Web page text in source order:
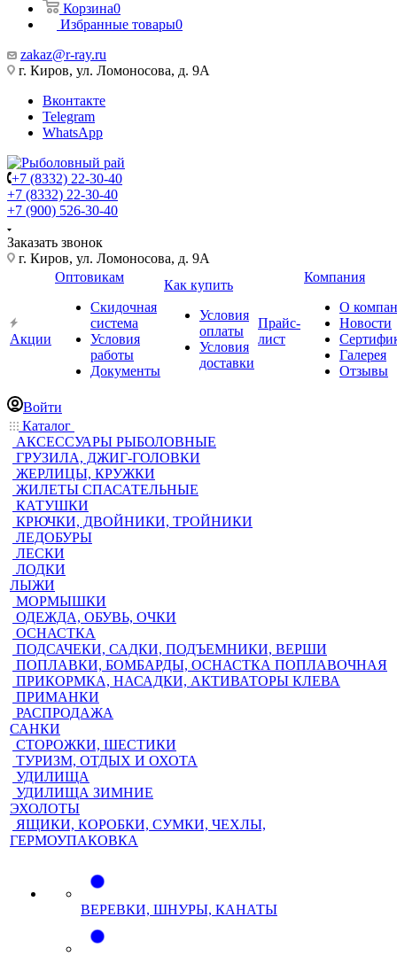
Корзина0
Избранные товары0
zakaz@r-ray.ru
г. Киров, ул. Ломоносова, д. 9А
Вконтакте
Telegram
WhatsApp
+7 (8332) 22-30-40
+7 (8332) 22-30-40
+7 (900) 526-30-40
Заказать звонок
г. Киров, ул. Ломоносова, д. 9А
Акции
Оптовикам
Скидочная
система
Условия
работы
Документы
Как купить
Условия
оплаты
Условия
доставки
Прайс-
лист
Компания
О
Новости
Галерея
Отзывы
Войти
Каталог
АКСЕССУАРЫ РЫБОЛОВНЫЕ
ГРУЗИЛА, ДЖИГ-ГОЛОВКИ
ЖЕРЛИЦЫ, КРУЖКИ
ЖИЛЕТЫ СПАСАТЕЛЬНЫЕ
КАТУШКИ
КРЮЧКИ, ДВОЙНИКИ, ТРОЙНИКИ
ЛЕДОБУРЫ
ЛЕСКИ
ЛОДКИ
ЛЫЖИ
МОРМЫШКИ
ОДЕЖДА, ОБУВЬ, ОЧКИ
ОСНАСТКА
ПОДСАЧЕКИ, САДКИ, ПОДЪЕМНИКИ, ВЕРШИ
ПОПЛАВКИ, БОМБАРДЫ, ОСНАСТКА ПОПЛАВОЧНАЯ
ПРИКОРМКА, НАСАДКИ, АКТИВАТОРЫ КЛЕВА
ПРИМАНКИ
РАСПРОДАЖА
САНКИ
СТОРОЖКИ, ШЕСТИКИ
ТУРИЗМ, ОТДЫХ И ОХОТА
УДИЛИЩА
УДИЛИЩА ЗИМНИЕ
ЭХОЛОТЫ
ЯЩИКИ, КОРОБКИ, СУМКИ, ЧЕХЛЫ,
ГЕРМОУПАКОВКА
ВЕРЕВКИ, ШНУРЫ, КАНАТЫ